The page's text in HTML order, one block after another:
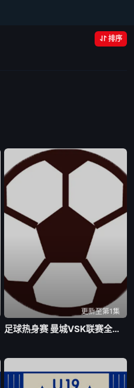
排序
更新至第1集
足球热身赛 曼城VSK联赛全明星20260805